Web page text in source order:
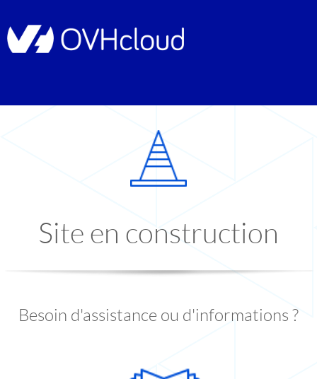
Site en construction
Besoin d'assistance ou d'informations ?